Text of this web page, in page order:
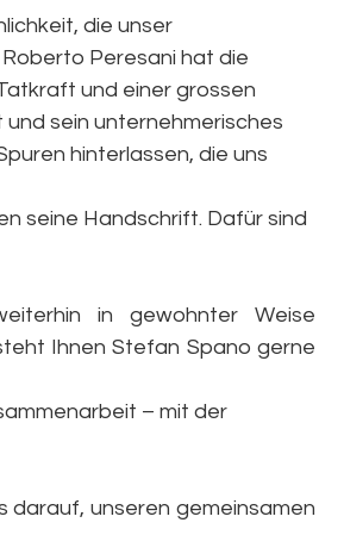
die unser
Peresani hat die
und einer grossen
sein unternehmerisches
hinterlassen, die uns
seine Handschrift. Dafür sind
in gewohnter Weise
Ihnen Stefan Spano gerne
– mit der
darauf, unseren gemeinsamen